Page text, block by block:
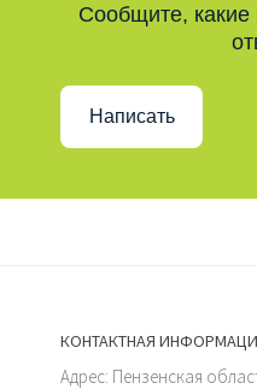
Сообщите,
Написать
КОНТАКТНАЯ
Адрес: Пензенская